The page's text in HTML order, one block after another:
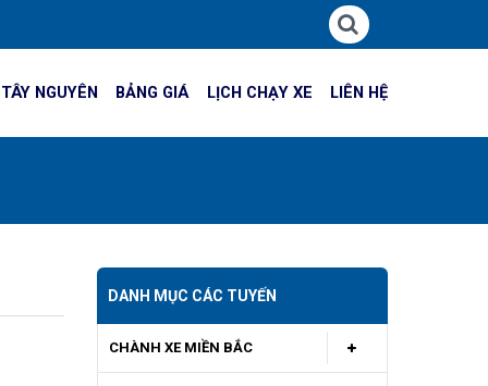
NGUYÊN BẢNG GIÁ LỊCH CHẠY XE LIÊN HỆ
DANH MỤC CÁC TUYẾN
CHÀNH XE MIỀN BẮC